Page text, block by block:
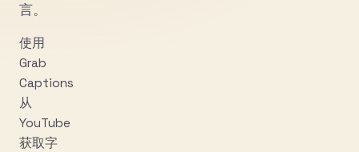
言。
使用
Grab
Captions
从
YouTube
获取字